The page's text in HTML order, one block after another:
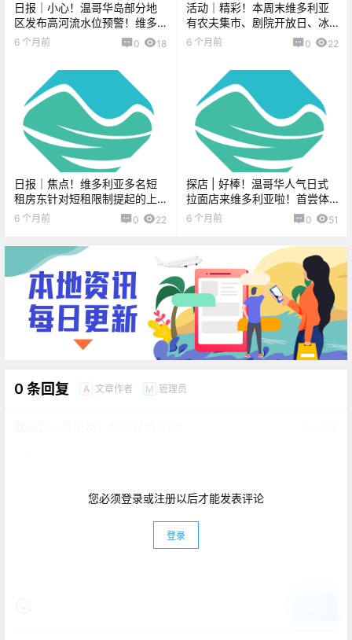
日报｜小心！温哥华岛部分地
区发布高河流水位预警！维多
利亚Symphony Splash要取
6 个月前 0 18
活动｜精彩！本周末维多利亚
有农夫集市、剧院开放日、冰
球节、音乐剧、爵士演出、卡
拉OK、变装秀早午餐！
6 个月前 0 22
日报｜焦点！维多利亚多名短
租房东针对短租限制提起的上
诉被驳回！BC省要放松中医药
监管，未持牌者也能开药？
6 个月前 0 22
探店 | 好棒！温哥华人气日式
拉面店来维多利亚啦！首尝体
验分享！
6 个月前 0 51
0 条回复 A 文章作者 M 管理员
您必须登录或注册以后才能发表评论
登录